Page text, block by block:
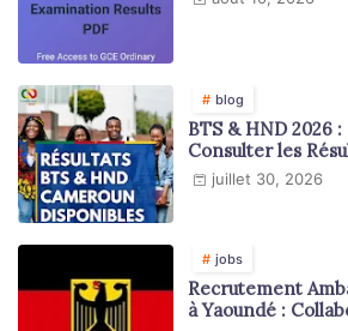
blog
BTS & HND 2026
Consulter les
juillet 30, 2026
jobs
Recrutement
à Yaoundé :